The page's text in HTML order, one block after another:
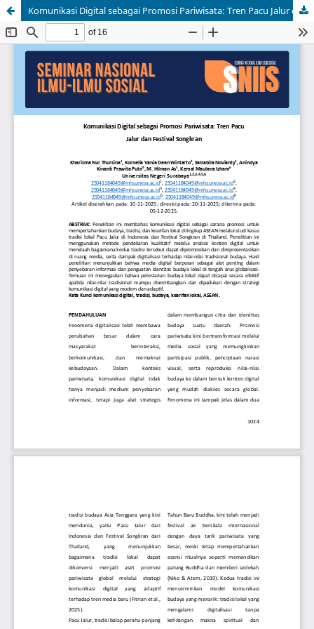
Komunikasi Digital sebagai Promosi Pariwisata: Tren Pacu Jalur dan Festival Songkran